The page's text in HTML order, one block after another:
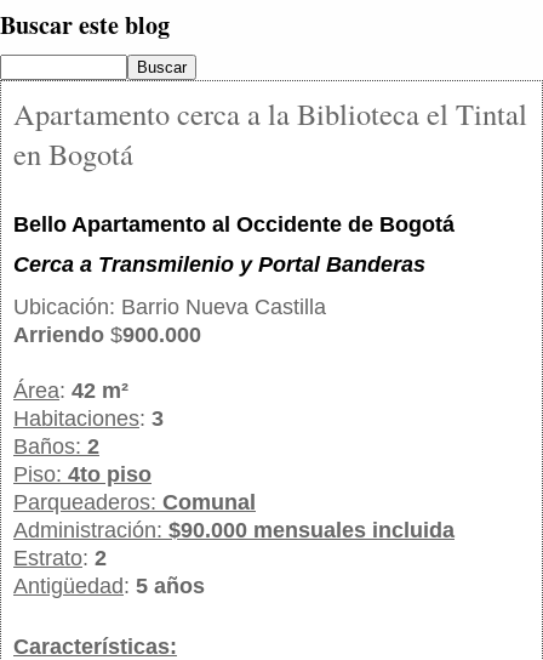
Buscar este blog
Apartamento cerca a la Biblioteca el Tintal
en Bogotá
Bello Apartamento al Occidente de Bogotá
Cerca a Transmilenio y Portal Banderas
Ubicación: Barrio Nueva Castilla
Arriendo $900.000
Área: 42 m²
Habitaciones: 3
Baños: 2
Piso: 4to piso
Parqueaderos: Comunal
Administración: $90.000 mensuales incluida
Estrato: 2
Antigüedad: 5 años
Características: